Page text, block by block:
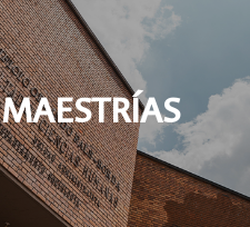
MAESTRÍAS